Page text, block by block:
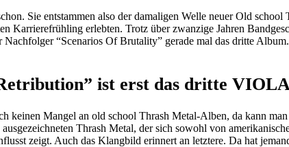
Sie entstammen also der damaligen Welle neuer Old
Karrierefrühling erlebten. Trotz über zwanzige Jahren
“Scenarios Of Brutality” gerade mal das dritte
ist erst das dritte
keinen Mangel an old school Thrash Metal-Alben, da kann
Thrash Metal, der sich sowohl von
zeigt. Auch das Klangbild erinnert an letztere. Da hat